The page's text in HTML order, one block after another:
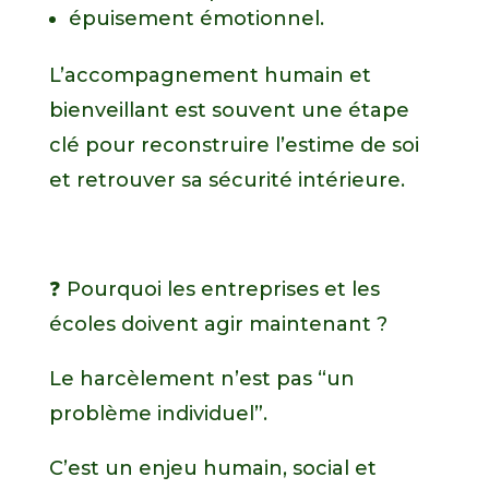
épuisement émotionnel.
L’accompagnement humain et
bienveillant est souvent une étape
clé pour reconstruire l’estime de soi
et retrouver sa sécurité intérieure.
❓ Pourquoi les entreprises et les
écoles doivent agir maintenant ?
Le harcèlement n’est pas “un
problème individuel”.
C’est un enjeu humain, social et